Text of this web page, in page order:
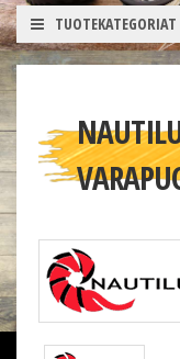
TUOTEKATEGORIAT